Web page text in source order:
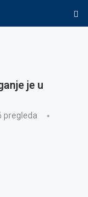
je u
pregleda